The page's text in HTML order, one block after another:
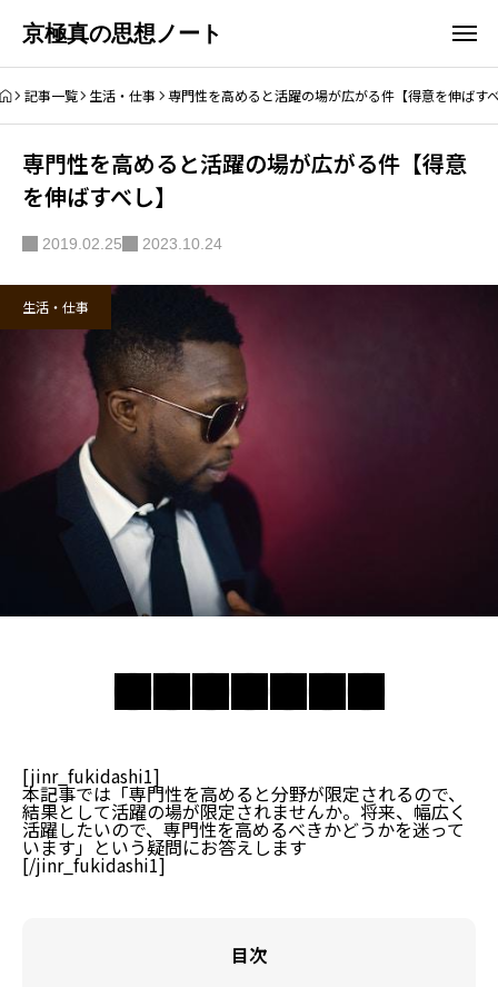
京極真の思想ノート
記事一覧 生活・仕事 専門性を高めると活躍の場が広がる件【得意を伸ばす
専門性を高めると活躍の場が広がる件【得意
を伸ばすべし】
2019.02.25 2023.10.24
生活・仕事
[jinr_fukidashi1]
本記事では「専門性を高めると分野が限定されるので、
結果として活躍の場が限定されませんか。将来、幅広く
活躍したいので、専門性を高めるべきかどうかを迷って
います」という疑問にお答えします
[/jinr_fukidashi1]
目次